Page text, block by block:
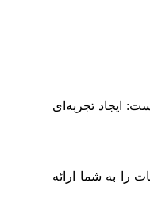
ایجاد تجربه‌ای
را به شما ارائه